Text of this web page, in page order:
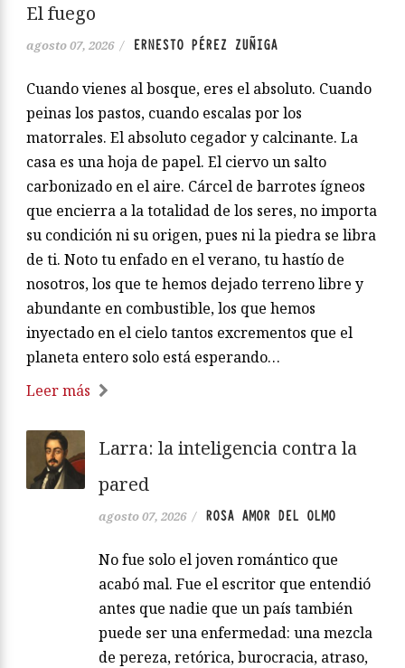
El fuego
agosto 07, 2026 / ERNESTO PÉREZ ZUÑIGA
Cuando vienes al bosque, eres el absoluto. Cuando
peinas los pastos, cuando escalas por los
matorrales. El absoluto cegador y calcinante. La
casa es una hoja de papel. El ciervo un salto
carbonizado en el aire. Cárcel de barrotes ígneos
que encierra a la totalidad de los seres, no importa
su condición ni su origen, pues ni la piedra se libra
de ti. Noto tu enfado en el verano, tu hastío de
nosotros, los que te hemos dejado terreno libre y
abundante en combustible, los que hemos
inyectado en el cielo tantos excrementos que el
planeta entero solo está esperando…
Leer más
Larra: la inteligencia contra la
pared
agosto 07, 2026 / ROSA AMOR DEL OLMO
No fue solo el joven romántico que
acabó mal. Fue el escritor que entendió
antes que nadie que un país también
puede ser una enfermedad: una mezcla
de pereza, retórica, burocracia, atraso,